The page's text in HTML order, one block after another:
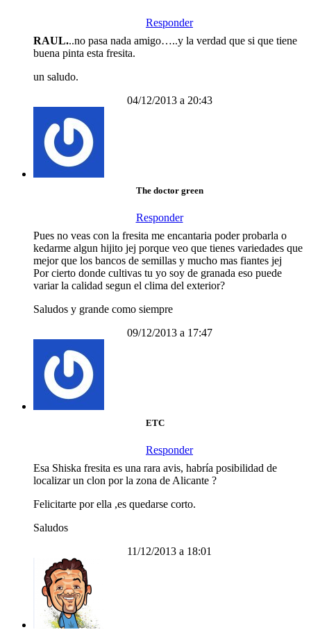
Responder
RAUL...no pasa nada amigo…..y la verdad que si que tiene
buena pinta esta fresita.
un saludo.
04/12/2013 a 20:43
The doctor green
Responder
Pues no veas con la fresita me encantaria poder probarla o
kedarme algun hijito jej porque veo que tienes variedades que
mejor que los bancos de semillas y mucho mas fiantes jej
Por cierto donde cultivas tu yo soy de granada eso puede
variar la calidad segun el clima del exterior?
Saludos y grande como siempre
09/12/2013 a 17:47
ETC
Responder
Esa Shiska fresita es una rara avis, habría posibilidad de
localizar un clon por la zona de Alicante ?
Felicitarte por ella ,es quedarse corto.
Saludos
11/12/2013 a 18:01